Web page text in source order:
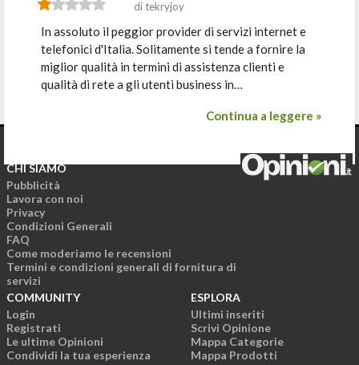
di tekryjoy
In assoluto il peggior provider di servizi internet e
telefonici d'Italia. Solitamente si tende a fornire la
miglior qualità in termini di assistenza clienti e
qualità di rete a gli utenti business in…
Continua a leggere »
CHI SIAMO
Pubblicità
Lavora con noi
Privacy
Condizioni Generali
FAQ
Come moderiamo le recensioni
Termini e condizioni generali di fornitura di
servizi
COMMUNITY
Login
Registrati
Le ultime Opinioni
Condividi la tua esperienza
ESPLORA
Ultimi inseriti
Scrivi Opinione
Mappa Categorie
Mappa Prodotti